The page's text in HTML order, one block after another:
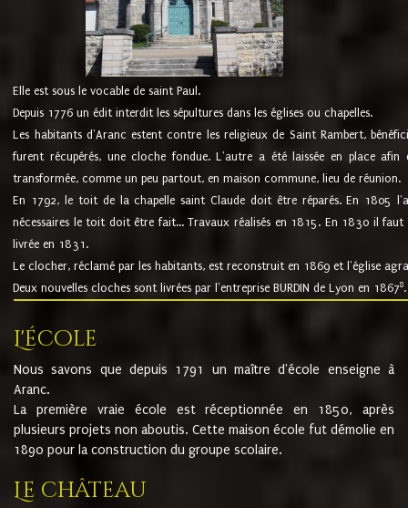
Elle est sous le vocable de saint Paul.
Depuis 1776 un édit interdit les sépultures dans les églises ou chapelles.
Les habitants d'Aranc estent contre les religieux de Saint Rambert,
furent récupérés, une cloche fondue. L'autre a été laissée en place
transformée, comme un peu partout, en maison commune, lieu de réunion.
En 1792, le toit de la chapelle saint Claude doit être réparés. En 1805
nécessaires le toit doit être fait... Travaux réalisés en 1815. En 1830 il
livrée en 1831.
Le clocher, réclamé par les habitants, est reconstruit en 1869 et l'église
Deux nouvelles cloches sont livrées par l'entreprise BURDIN de Lyon en 18678.
L'école
Nous savons que depuis 1791 un maître d'école enseigne à
Aranc.
La première vraie école est réceptionnée en 1850, après
plusieurs projets non aboutis. Cette maison école fut démolie en
1890 pour la construction du groupe scolaire.
Le château